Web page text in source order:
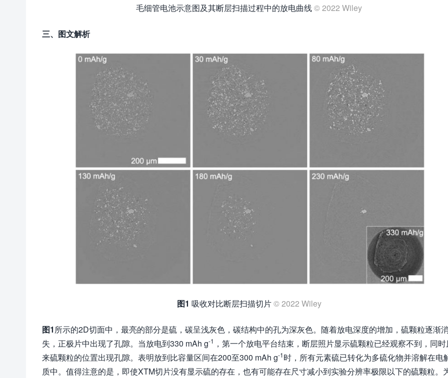
毛细管电池示意图及其断层扫描过程中的放电曲线© 2022 Wiley
三、图文解析
图1 吸收对比断层扫描切片© 2022 Wiley
图1所示的2D切面中，最亮的部分是硫，碳呈浅灰色，碳结构中的孔为深灰色。随着放电深度的增加，硫颗粒逐渐
失，正极片中出现了孔隙。当放电到330 mAh g-1 ，第一个放电平台结束，断层照片显示硫颗粒已经观察不到，同
来硫颗粒的位置出现孔隙。表明放到比容量区间在200至300 mAh g-1时，所有元素硫已转化为多硫化物并溶解在电
质中。值得注意的是，即使XTM切片没有显示硫的存在，也有可能存在尺寸减小到实验分辨率极限以下的硫颗粒。